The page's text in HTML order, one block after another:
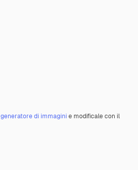
generatore di immagini e modificale con il